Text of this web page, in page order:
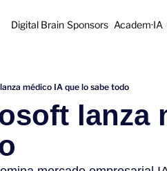
Digital Brain Sponsors Academ·IA
lanza médico IA que lo sabe todo